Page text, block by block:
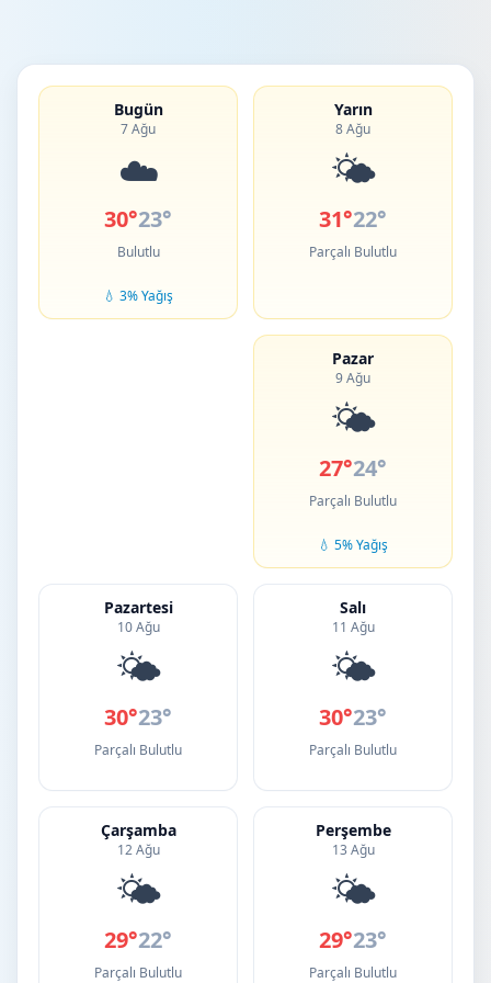
Bugün
7 Ağu
☁️
30°23°
Bulutlu
💧 3% Yağış
Yarın
8 Ağu
🌤️
31°22°
Parçalı Bulutlu
Pazar
9 Ağu
🌤️
27°24°
Parçalı Bulutlu
💧 5% Yağış
Pazartesi
10 Ağu
🌤️
30°23°
Parçalı Bulutlu
Salı
11 Ağu
🌤️
30°23°
Parçalı Bulutlu
Çarşamba
12 Ağu
🌤️
29°22°
Parçalı Bulutlu
Perşembe
13 Ağu
🌤️
29°23°
Parçalı Bulutlu